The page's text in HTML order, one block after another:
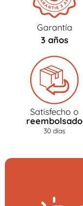
Garantía
3 años
Satisfecho o
reembolsado
30 días